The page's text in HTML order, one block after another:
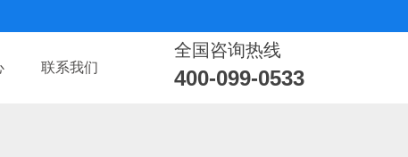
联系我们
全国咨询热线
400-099-0533